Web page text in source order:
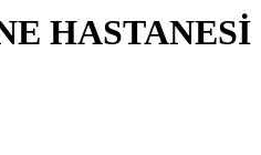
HASTANESİ